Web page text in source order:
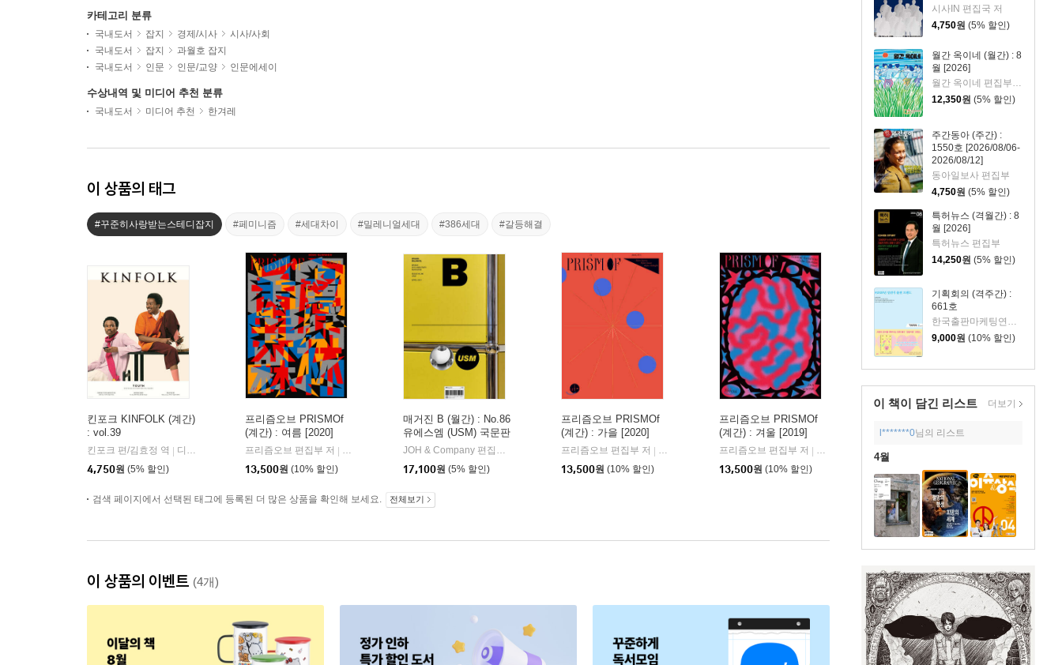
시사IN 편집국 저
4,750원 (5% 할인)
월간 옥이네 (월간) : 8
월 [2026]
월간 옥이네 편집부 저
12,350원 (5% 할인)
주간동아 (주간) :
1550호 [2026/08/06-
2026/08/12]
동아일보사 편집부
4,750원 (5% 할인)
특허뉴스 (격월간) : 8
월 [2026]
특허뉴스 편집부
14,250원 (5% 할인)
기획회의 (격주간) :
661호
한국출판마케팅연구소 저
9,000원 (10% 할인)
이 책이 담긴 리스트 더보기
l*******0님의 리스트
4월
카테고리 분류
국내도서 잡지 경제/시사
시사/사회
국내도서
잡지
과월호 잡지
국내도서
인문 인문/교양 인문에세이
수상내역 및 미디어 추천 분류
국내도서 미디어 추천 한겨레
이 상품의 태그
#꾸준히사랑받는스테디잡지 #페미니즘 #세대차이 #밀레니얼세대 #386세대 #갈등해결
킨포크 KINFOLK (계간)
: vol.39
킨포크 편/김효정 역
디자인이음
4,750원 (5% 할인)
프리즘오브 PRISMOf
(계간) : 여름 [2020]
프리즘오브 편집부 저
프리즘오브 프레스
13,500원 (10% 할인)
매거진 B (월간) : No.86
유에스엠 (USM) 국문판
JOH & Company 편집부 편
JOH(제이오에이치)
17,100원 (5% 할인)
프리즘오브 PRISMOf
(계간) : 가을 [2020]
프리즘오브 편집부 저
프리즘오브 프레스
13,500원 (10% 할인)
프리즘오브 PRISMOf
(계간) : 겨울 [2019]
프리즘오브 편집부 저
프리즘오브 프레스
13,500원 (10% 할인)
검색 페이지에서 선택된 태그에 등록된 더 많은 상품을 확인해 보세요. 전체보기
이 상품의 이벤트 (4개)